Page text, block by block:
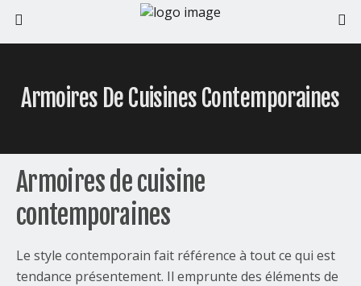
Armoires De Cuisines Contemporaines
Armoires de cuisine
contemporaines
Le style contemporain fait référence à tout ce qui est
tendance présentement. Il emprunte des éléments de